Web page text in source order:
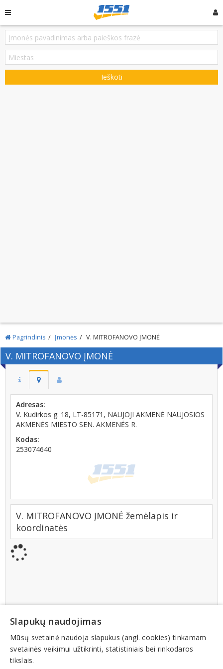
Ieškoti
Pagrindinis Įmonės V. MITROFANOVO ĮMONĖ
V. MITROFANOVO ĮMONĖ
Adresas:
V. Kudirkos g. 18, LT-85171, NAUJOJI AKMENĖ NAUJOSIOS
AKMENĖS MIESTO SEN. AKMENĖS R.
Kodas:
253074640
V. MITROFANOVO ĮMONĖ žemėlapis ir
koordinatės
Slapukų naudojimas
Mūsų svetainė naudoja slapukus (angl. cookies) tinkamam
svetainės veikimui užtikrinti, statistiniais bei rinkodaros
tikslais.